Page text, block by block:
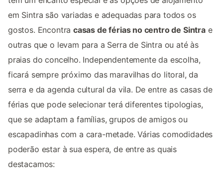
em Sintra são variadas e adequadas para todos os
gostos. Encontracasas de férias no centro de Sintrae
outras que o levam para a Serra de Sintra ou até às
praias do concelho. Independentemente da escolha,
ficará sempre próximo das maravilhas do litoral, da
serra e da agenda cultural da vila. De entre as casas de
férias que pode selecionar terá diferentes tipologias,
que se adaptam a famílias, grupos de amigos ou
escapadinhas com a cara-metade. Várias comodidades
poderão estar à sua espera, de entre as quais
destacamos: